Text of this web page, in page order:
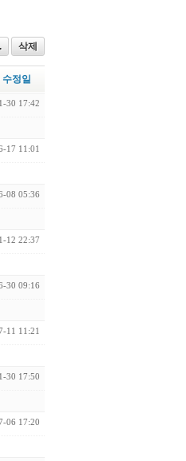
삭제
수정일
30 17:42
17 11:01
08 05:36
12 22:37
30 09:16
11 11:21
30 17:50
06 17:20